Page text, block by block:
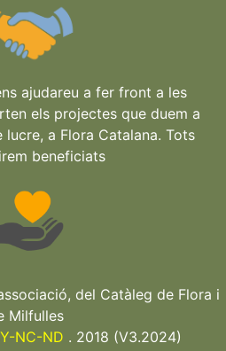
ajudareu a fer front a les
els projectes que duem a
lucre, a Flora Catalana. Tots
beneficiats
del Catàleg de Flora i
Milfulles
NC-ND . 2018 (V3.2024)